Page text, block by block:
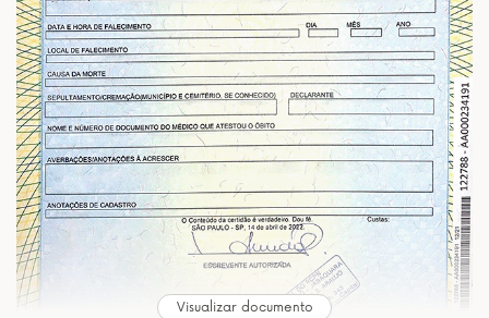
Visualizar documento